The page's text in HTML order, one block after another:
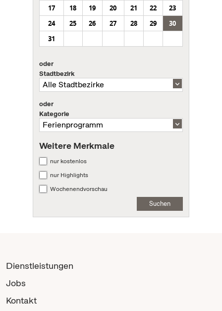
17
18 19 20 21 22
23
24
25 26 27 28 29
30
31
oder
Stadtbezirk
oder
Kategorie
Weitere Merkmale
nur kostenlos
nur Highlights
Wochenendvorschau
Suchen
Dienstleistungen
Jobs
Kontakt